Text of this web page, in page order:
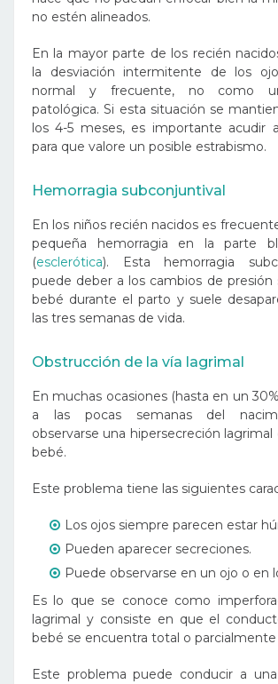
no estén alineados.
En la mayor parte de los recién
la desviación intermitente de los
normal y frecuente, no como
patológica. Si esta situación se
los 4-5 meses, es importante acudir
para que valore un posible estrabismo.
Hemorragia subconjuntival
En los niños recién nacidos es
pequeña hemorragia en la parte
(esclerótica). Esta hemorragia
puede deber a los cambios de presión
bebé durante el parto y suele
las tres semanas de vida.
Obstrucción de la vía lagrimal
En muchas ocasiones (hasta en un
a las pocas semanas del
observarse una hipersecreción lagrimal
bebé.
Este problema tiene las siguientes
Los ojos siempre parecen estar
Pueden aparecer secreciones.
Puede observarse en un ojo o en
Es lo que se conoce como
lagrimal y consiste en que el
bebé se encuentra total o
Este problema puede conducir a